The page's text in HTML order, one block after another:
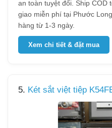
an toàn tuyệt đối. Ship COD
giao miễn phí tại Phước
hàng từ 1-3 ngày.
Xem chi tiết & đặt mua
5. Két sắt việt tiệp